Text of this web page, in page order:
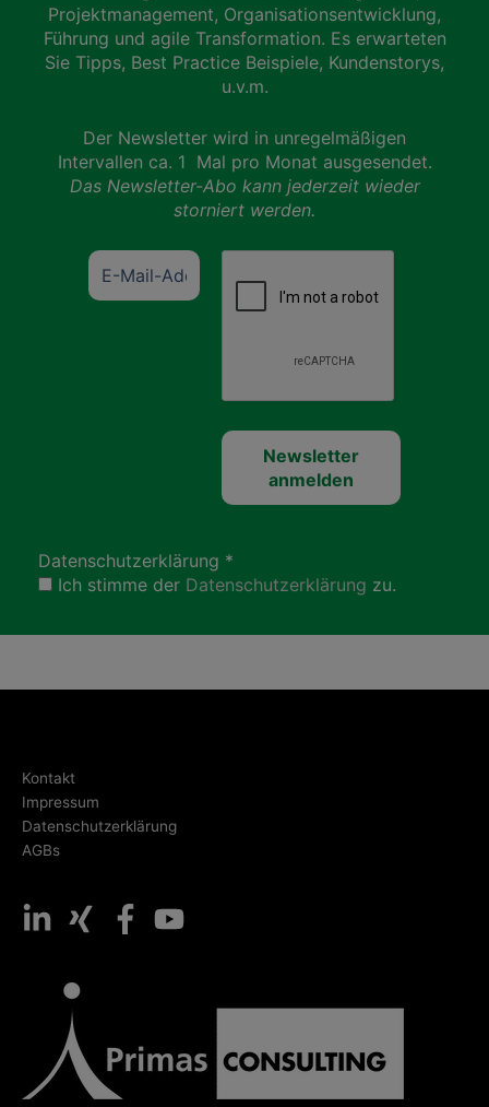
Projektmanagement, Organisationsentwicklung,
Führung und agile Transformation. Es erwarteten
Sie Tipps, Best Practice Beispiele, Kundenstorys,
u.v.m.
Der Newsletter wird in unregelmäßigen
Intervallen ca. 1 Mal pro Monat ausgesendet.
Das Newsletter-Abo kann jederzeit wieder
storniert werden.
Datenschutzerklärung *
Ich stimme der Datenschutzerklärung zu.
Kontakt
Impressum
Datenschutzerklärung
AGBs